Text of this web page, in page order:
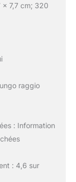
x 7,7 cm; 320
raggio
: Information
: 4,6 sur